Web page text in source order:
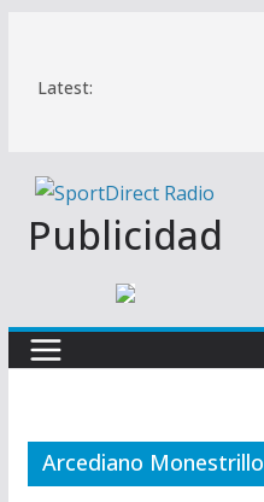
contenido
Latest:
Publicidad
Arcediano Monestrillo